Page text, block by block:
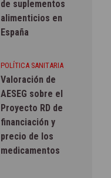
de suplementos
alimenticios en
España
POLÍTICA SANITARIA
Valoración de
AESEG sobre el
Proyecto RD de
financiación y
precio de los
medicamentos